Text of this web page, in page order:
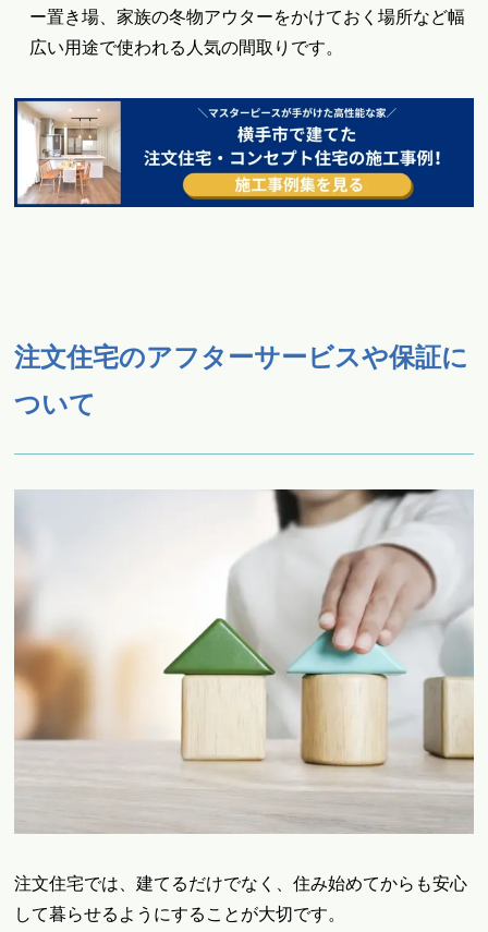
ー置き場、家族の冬物アウターをかけておく場所など幅
広い用途で使われる人気の間取りです。
注文住宅のアフターサービスや保証に
ついて
注文住宅では、建てるだけでなく、住み始めてからも安心
して暮らせるようにすることが大切です。